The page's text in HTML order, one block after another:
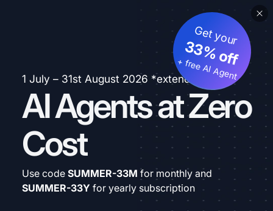
1 July – 31st August 2026 *extended
AI Agents at Zero
Cost
Get your
33% off
+ free AI Agent
Use code SUMMER-33M for monthly and
SUMMER-33Y for yearly subscription